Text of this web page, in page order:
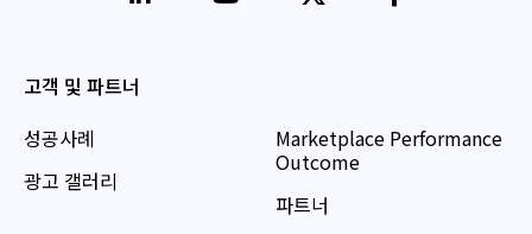
고객 및 파트너
성공사례
광고 갤러리
Marketplace Performance
Outcome
파트너